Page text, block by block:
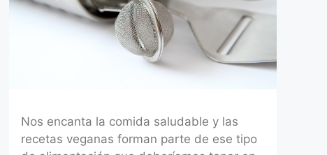
Nos encanta la comida saludable y las
recetas veganas forman parte de ese tipo